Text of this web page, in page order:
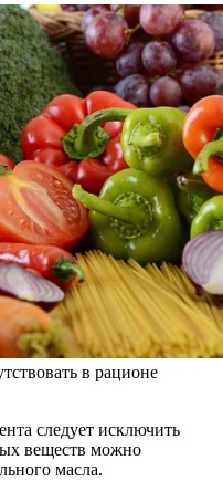
в рационе
следует исключить
веществ можно
масла.